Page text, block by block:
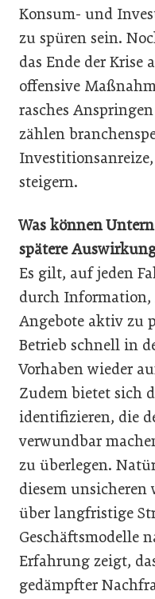
Konsum- und
zu spüren sein.
das Ende der Krise
offensive
rasches
zählen
steigern.
Was können
spätere
Es gilt, auf jeden
durch Information,
Angebote aktiv zu
Betrieb schnell in
Vorhaben wieder
Zudem bietet sich
identifizieren, die
verwundbar
zu überlegen.
diesem
über langfristige
Geschäftsmodelle
Erfahrung zeigt,
gedämpfter